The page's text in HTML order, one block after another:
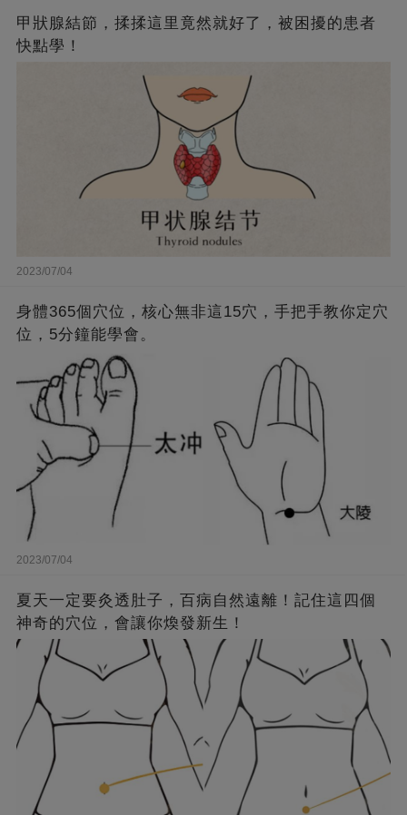
甲狀腺結節，揉揉這里竟然就好了，被困擾的患者
快點學！
2023/07/04
身體365個穴位，核心無非這15穴，手把手教你定穴
位，5分鐘能學會。
2023/07/04
夏天一定要灸透肚子，百病自然遠離！記住這四個
神奇的穴位，會讓你煥發新生！